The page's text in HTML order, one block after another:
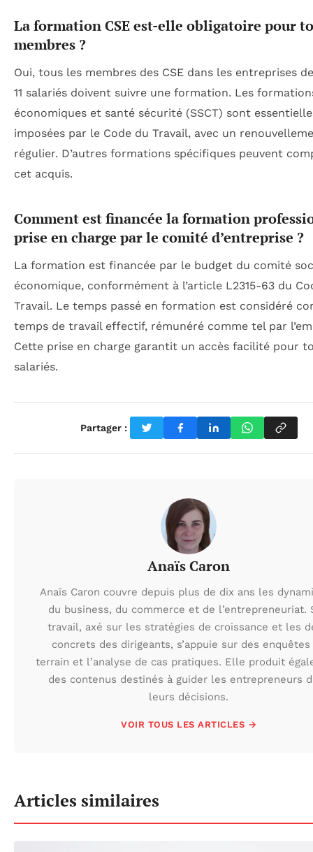
La formation CSE est-elle obligatoire pour
membres ?
Oui, tous les membres des CSE dans les entreprises
11 salariés doivent suivre une formation. Les
économiques et santé sécurité (SSCT) sont
imposées par le Code du Travail, avec un
régulier. D’autres formations spécifiques peuvent
cet acquis.
Comment est financée la formation
prise en charge par le comité d’entreprise ?
La formation est financée par le budget du comité
économique, conformément à l’article L2315-63 du
Travail. Le temps passé en formation est considéré
temps de travail effectif, rémunéré comme tel par
Cette prise en charge garantit un accès facilité pour
salariés.
Partager :
Anaïs Caron
Anaïs Caron couvre depuis plus de dix ans les
du business, du commerce et de l’entrepreneuriat.
travail, axé sur les stratégies de croissance et les
concrets des dirigeants, s’appuie sur des enquêtes
terrain et l’analyse de cas pratiques. Elle produit
des contenus destinés à guider les entrepreneurs
leurs décisions.
VOIR TOUS LES ARTICLES →
Articles similaires